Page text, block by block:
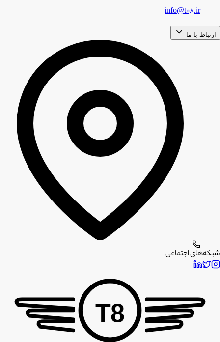
info@t08.ir
ارتباط با ما
شبکه‌های اجتماعی
T8